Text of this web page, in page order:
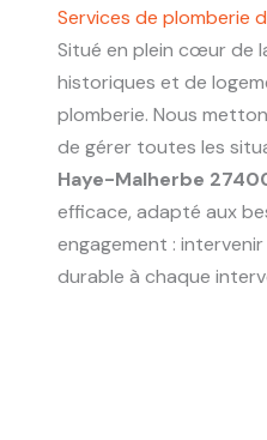
Services de plomberie
Situé en plein cœur de
historiques et de
plomberie. Nous
de gérer toutes les
Haye-Malherbe
efficace, adapté aux
engagement :
durable à chaque